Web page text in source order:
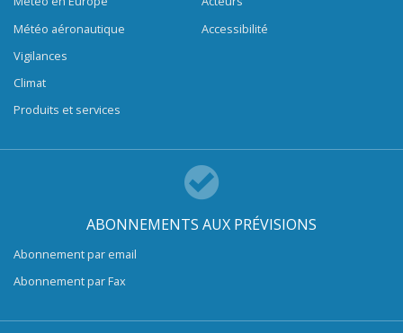
Météo aéronautique
Vigilances
Climat
Produits et services
Accessibilité
ABONNEMENTS AUX PRÉVISIONS
Abonnement par email
Abonnement par Fax